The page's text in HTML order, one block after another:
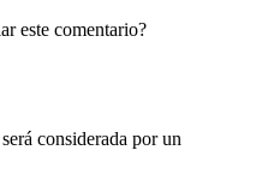
este comentario?
considerada por un